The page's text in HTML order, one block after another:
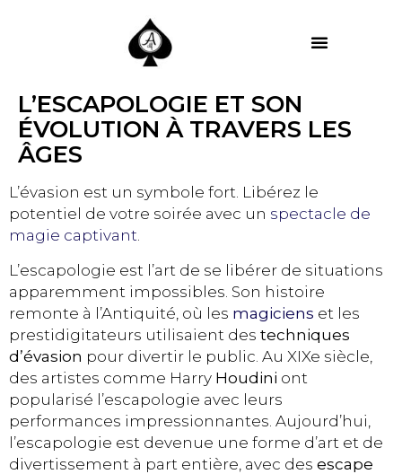
L’ESCAPOLOGIE ET SON
ÉVOLUTION À TRAVERS LES
ÂGES
L’évasion est un symbole fort. Libérez le
potentiel de votre soirée avec un spectacle de
magie captivant.
L’escapologie est l’art de se libérer de situations
apparemment impossibles. Son histoire
remonte à l’Antiquité, où les magiciens et les
prestidigitateurs utilisaient des techniques
d’évasion pour divertir le public. Au XIXe siècle,
des artistes comme Harry Houdini ont
popularisé l’escapologie avec leurs
performances impressionnantes. Aujourd’hui,
l’escapologie est devenue une forme d’art et de
divertissement à part entière, avec des escape